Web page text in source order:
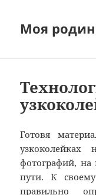
Моя
Готовя
узкоколейках
фотографий, на
пути. К
правильно